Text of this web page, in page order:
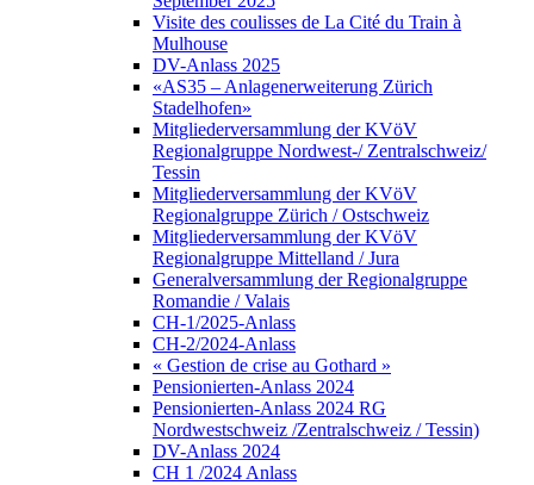
Visite des coulisses de La Cité du Train à
Mulhouse
DV-Anlass 2025
«AS35 – Anlagenerweiterung Zürich
Stadelhofen»
Mitgliederversammlung der KVöV
Regionalgruppe Nordwest-/ Zentralschweiz/
Tessin
Mitgliederversammlung der KVöV
Regionalgruppe Zürich / Ostschweiz
Mitgliederversammlung der KVöV
Regionalgruppe Mittelland / Jura
Generalversammlung der Regionalgruppe
Romandie / Valais
CH-1/2025-Anlass
CH-2/2024-Anlass
« Gestion de crise au Gothard »
Pensionierten-Anlass 2024
Pensionierten-Anlass 2024 RG
Nordwestschweiz /Zentralschweiz / Tessin)
DV-Anlass 2024
CH 1 /2024 Anlass